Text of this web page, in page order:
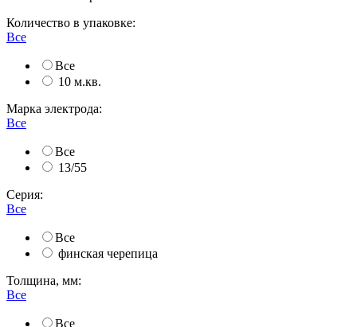
Количество в упаковке:
Все
Все
10 м.кв.
Марка электрода:
Все
Все
13/55
Серия:
Все
Все
финская черепица
Толщина, мм:
Все
Все